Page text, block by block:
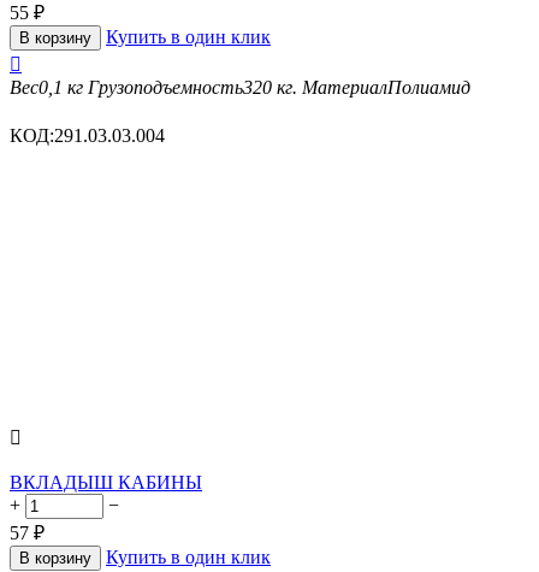
55 ₽
В корзину
Купить в один клик

Вес0,1 кг Грузоподъемность320 кг. МатериалПолиамид
КОД:291.03.03.004

ВКЛАДЫШ КАБИНЫ
+
−
57 ₽
В корзину
Купить в один клик